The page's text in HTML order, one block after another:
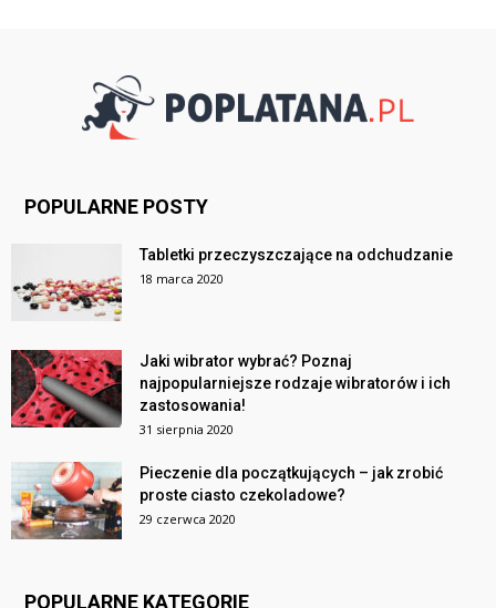
POPULARNE POSTY
Tabletki przeczyszczające na odchudzanie
18 marca 2020
Jaki wibrator wybrać? Poznaj
najpopularniejsze rodzaje wibratorów i ich
zastosowania!
31 sierpnia 2020
Pieczenie dla początkujących – jak zrobić
proste ciasto czekoladowe?
29 czerwca 2020
POPULARNE KATEGORIE